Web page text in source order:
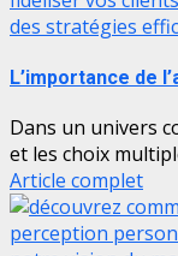
L’importance de
Dans un univers
et les choix
Article complet